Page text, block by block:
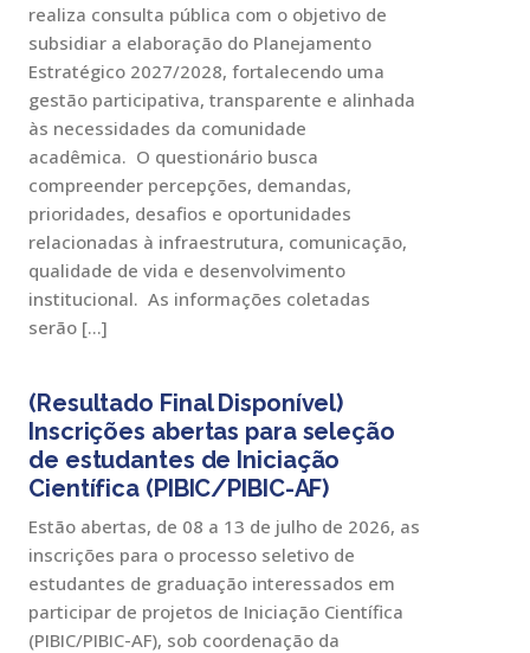
realiza consulta pública com o objetivo de
subsidiar a elaboração do Planejamento
Estratégico 2027/2028, fortalecendo uma
gestão participativa, transparente e alinhada
às necessidades da comunidade
acadêmica. O questionário busca
compreender percepções, demandas,
prioridades, desafios e oportunidades
relacionadas à infraestrutura, comunicação,
qualidade de vida e desenvolvimento
institucional. As informações coletadas
serão […]
(Resultado Final Disponível)
Inscrições abertas para seleção
de estudantes de Iniciação
Científica (PIBIC/PIBIC-AF)
Estão abertas, de 08 a 13 de julho de 2026, as
inscrições para o processo seletivo de
estudantes de graduação interessados em
participar de projetos de Iniciação Científica
(PIBIC/PIBIC-AF), sob coordenação da